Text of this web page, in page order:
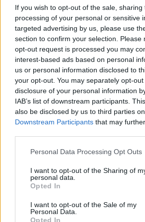
If you wish to opt-out of the sale,
processing of your personal or sensitive
targeted advertising by us, please use
section to confirm your selection. Please
opt-out request is processed you may
interest-based ads based on personal
us or personal information disclosed to
your opt-out. You may separately opt-
disclosure of your personal information
IAB’s list of downstream participants.
also be disclosed by us to third parties
Downstream Participants that may
Personal Data Processing Opt Outs
I want to opt-out of the Sharing of
personal data.
Opted In
I want to opt-out of the Sale of my
Personal Data.
Opted In
Sinani: LDK-ja nuk
bashkëqeveris me Kurtin
pa një marrëveshje të
plotë
Imeri
afrua
Ballkan
të shfaqte më shumë
për përkrahjen e Ukrainës
deri në